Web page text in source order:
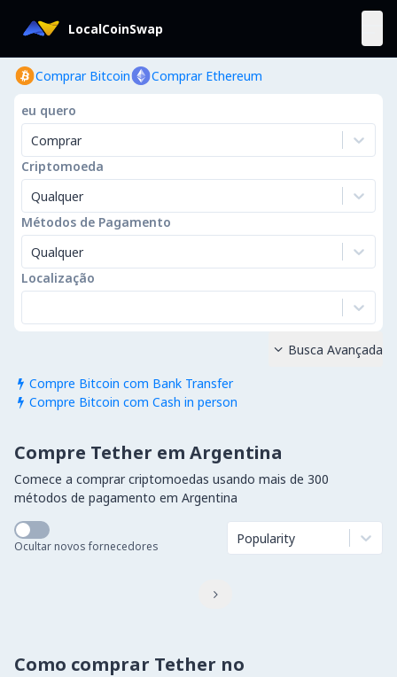
LocalCoinSwap
Comprar Bitcoin Comprar Ethereum
eu quero
Comprar
Criptomoeda
Qualquer
Métodos de Pagamento
Qualquer
Localização
 Compre Bitcoin com Bank Transfer
 Compre Bitcoin com Cash in person
 Busca Avançada
Compre Tether em Argentina
Comece a comprar criptomoedas usando mais de 300
métodos de pagamento em Argentina
Ocultar novos fornecedores Popularity

Como comprar Tether no